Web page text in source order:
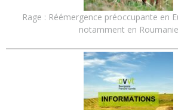
Rage : Réémergence préoccupante en
notamment en Roumanie